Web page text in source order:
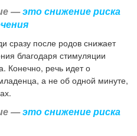
—это снижение риска
сразу после родов снижает
благодаря стимуляции
Конечно, речь идет о
а не об одной минуте,
—это снижение риска